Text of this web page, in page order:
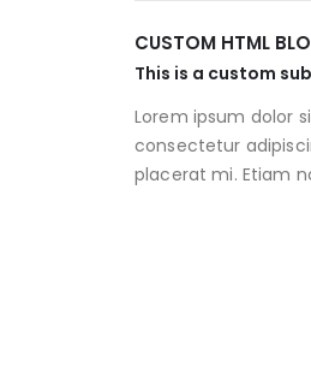
CUSTOM HTML
This is a custom
Lorem ipsum dolor
consectetur
placerat mi. Etiam